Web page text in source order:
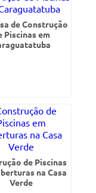
de Construção
Piscinas em
de Piscinas
na Casa
Verde